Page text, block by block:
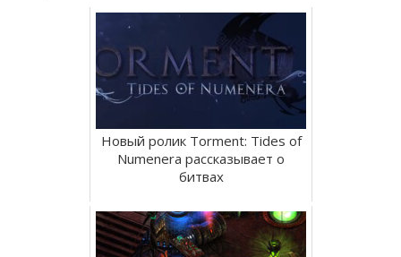
Новый ролик Torment: Tides of
Numenera рассказывает о
битвах